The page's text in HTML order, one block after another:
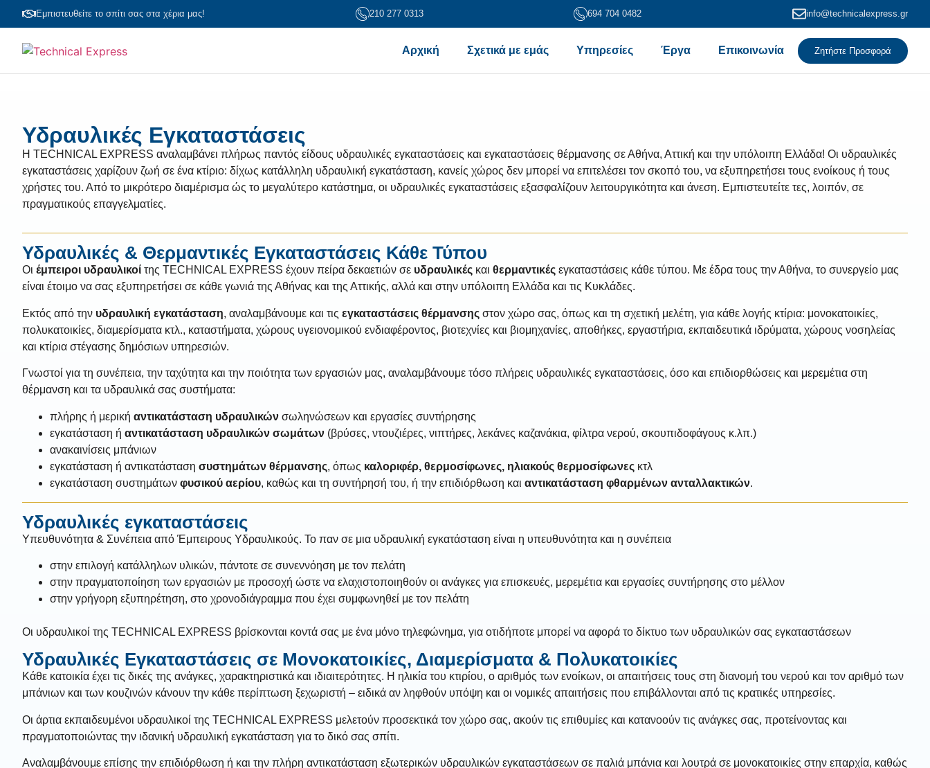
Εμπιστευθείτε το σπίτι σας στα χέρια μας! 210 277 0313 694 704 0482 info@technicalexpress.gr
Αρχική Σχετικά με εμάς Υπηρεσίες Έργα Επικοινωνία Ζητήστε Προσφορά
Υδραυλικές Εγκαταστάσεις
Η TECHNICAL EXPRESS αναλαμβάνει πλήρως παντός είδους υδραυλικές εγκαταστάσεις και εγκαταστάσεις θέρμανσης σε Αθήνα, Αττική και την υπόλοιπη Ελλάδα! Οι υδραυλικές
εγκαταστάσεις χαρίζουν ζωή σε ένα κτίριο: δίχως κατάλληλη υδραυλική εγκατάσταση, κανείς χώρος δεν μπορεί να επιτελέσει τον σκοπό του, να εξυπηρετήσει τους ενοίκους ή τους
χρήστες του. Από το μικρότερο διαμέρισμα ώς το μεγαλύτερο κατάστημα, οι υδραυλικές εγκαταστάσεις εξασφαλίζουν λειτουργικότητα και άνεση. Εμπιστευτείτε τες, λοιπόν, σε
πραγματικούς επαγγελματίες.
Υδραυλικές & Θερμαντικές Εγκαταστάσεις Κάθε Τύπου
Οι έμπειροι υδραυλικοί της TECHNICAL EXPRESS έχουν πείρα δεκαετιών σε υδραυλικές και θερμαντικές εγκαταστάσεις κάθε τύπου. Με έδρα τους την Αθήνα, το συνεργείο μας
είναι έτοιμο να σας εξυπηρετήσει σε κάθε γωνιά της Αθήνας και της Αττικής, αλλά και στην υπόλοιπη Ελλάδα και τις Κυκλάδες.
Εκτός από την υδραυλική εγκατάσταση, αναλαμβάνουμε και τις εγκαταστάσεις θέρμανσης στον χώρο σας, όπως και τη σχετική μελέτη, για κάθε λογής κτίρια: μονοκατοικίες,
πολυκατοικίες, διαμερίσματα κτλ., καταστήματα, χώρους υγειονομικού ενδιαφέροντος, βιοτεχνίες και βιομηχανίες, αποθήκες, εργαστήρια, εκπαιδευτικά ιδρύματα, χώρους νοσηλείας
και κτίρια στέγασης δημόσιων υπηρεσιών.
Γνωστοί για τη συνέπεια, την ταχύτητα και την ποιότητα των εργασιών μας, αναλαμβάνουμε τόσο πλήρεις υδραυλικές εγκαταστάσεις, όσο και επιδιορθώσεις και μερεμέτια στη
θέρμανση και τα υδραυλικά σας συστήματα:
πλήρης ή μερική αντικατάσταση υδραυλικών σωληνώσεων και εργασίες συντήρησης
εγκατάσταση ή αντικατάσταση υδραυλικών σωμάτων (βρύσες, ντουζιέρες, νιπτήρες, λεκάνες καζανάκια, φίλτρα νερού, σκουπιδοφάγους κ.λπ.)
ανακαινίσεις μπάνιων
εγκατάσταση ή αντικατάσταση συστημάτων θέρμανσης, όπως καλοριφέρ, θερμοσίφωνες, ηλιακούς θερμοσίφωνες κτλ
εγκατάσταση συστημάτων φυσικού αερίου, καθώς και τη συντήρησή του, ή την επιδιόρθωση και αντικατάσταση φθαρμένων ανταλλακτικών.
Υδραυλικές εγκαταστάσεις
Υπευθυνότητα & Συνέπεια από Έμπειρους Υδραυλικούς. Το παν σε μια υδραυλική εγκατάσταση είναι η υπευθυνότητα και η συνέπεια
στην επιλογή κατάλληλων υλικών, πάντοτε σε συνεννόηση με τον πελάτη
στην πραγματοποίηση των εργασιών με προσοχή ώστε να ελαχιστοποιηθούν οι ανάγκες για επισκευές, μερεμέτια και εργασίες συντήρησης στο μέλλον
στην γρήγορη εξυπηρέτηση, στο χρονοδιάγραμμα που έχει συμφωνηθεί με τον πελάτη
Οι υδραυλικοί της TECHNICAL EXPRESS βρίσκονται κοντά σας με ένα μόνο τηλεφώνημα, για οτιδήποτε μπορεί να αφορά το δίκτυο των υδραυλικών σας εγκαταστάσεων
Υδραυλικές Εγκαταστάσεις σε Μονοκατοικίες, Διαμερίσματα & Πολυκατοικίες
Κάθε κατοικία έχει τις δικές της ανάγκες, χαρακτηριστικά και ιδιαιτερότητες. Η ηλικία του κτιρίου, ο αριθμός των ενοίκων, οι απαιτήσεις τους στη διανομή του νερού και τον αριθμό των
μπάνιων και των κουζινών κάνουν την κάθε περίπτωση ξεχωριστή – ειδικά αν ληφθούν υπόψη και οι νομικές απαιτήσεις που επιβάλλονται από τις κρατικές υπηρεσίες.
Οι άρτια εκπαιδευμένοι υδραυλικοί της TECHNICAL EXPRESS μελετούν προσεκτικά τον χώρο σας, ακούν τις επιθυμίες και κατανοούν τις ανάγκες σας, προτείνοντας και
πραγματοποιώντας την ιδανική υδραυλική εγκατάσταση για το δικό σας σπίτι.
Αναλαμβάνουμε επίσης την επιδιόρθωση ή και την πλήρη αντικατάσταση εξωτερικών υδραυλικών εγκαταστάσεων σε παλιά μπάνια και λουτρά σε μονοκατοικίες στην επαρχία, καθώς